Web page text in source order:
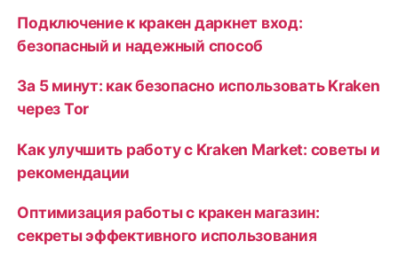
Подключение к кракен даркнет вход:
безопасный и надежный способ
За 5 минут: как безопасно использовать Kraken
через Tor
Как улучшить работу с Kraken Market: советы и
рекомендации
Оптимизация работы с кракен магазин:
секреты эффективного использования